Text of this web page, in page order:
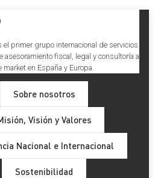
el primer grupo internacional de servicios
asesoramiento fiscal, legal y consultoría a
en España y Europa.
Sobre nosotros
Visión y Valores
Nacional e Internacional
Sostenibilidad